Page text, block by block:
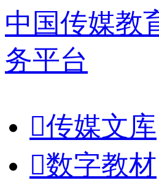
中国传媒教
务平台
传媒文库
数字教材